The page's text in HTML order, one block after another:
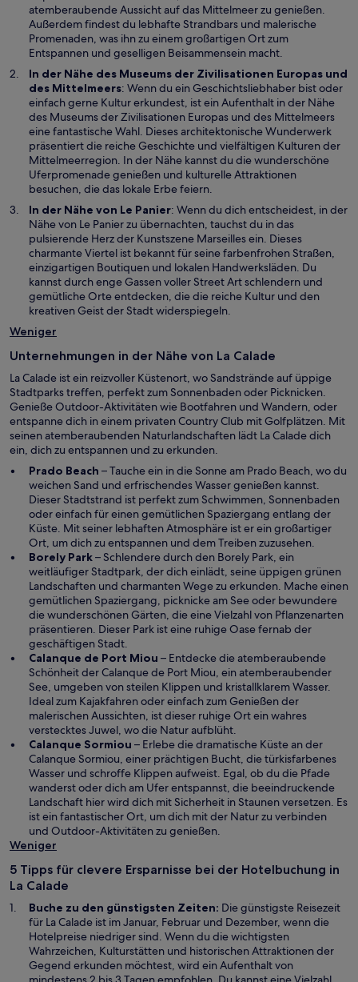
e
t
i
n
e
i
e
m
n
e
u
e
n
F
n
s
t
e
r
g
e
ö
n
t
atemberaubende Aussicht auf das Mittelmeer zu genießen.
Außerdem findest du lebhafte Strandbars und malerische
Promenaden, was ihn zu einem großartigen Ort zum
Entspannen und geselligen Beisammensein macht.
In der Nähe des Museums der Zivilisationen Europas und
des MittelmeersW
i
r
d
i
n
e
i
n
e
m
n
e
u
e
n
F
s
t
e
r
g
e
ö
f
n
e
t
: Wenn du ein Geschichtsliebhaber bist oder
einfach gerne Kultur erkundest, ist ein Aufenthalt in der Nähe
des Museums der Zivilisationen Europas und des Mittelmeers
eine fantastische Wahl. Dieses architektonische Wunderwerk
präsentiert die reiche Geschichte und vielfältigen Kulturen der
Mittelmeerregion. In der Nähe kannst du die wunderschöne
Uferpromenade genießen und kulturelle Attraktionen
besuchen, die das lokale Erbe feiern.
In der Nähe von Le PanierW
i
r
d
i
n
e
i
m
e
u
e
n
F
e
n
s
t
e
r
g
e
ö
f
f
n
e
: Wenn du dich entscheidest, in der
Nähe von Le Panier zu übernachten, tauchst du in das
pulsierende Herz der Kunstszene Marseilles ein. Dieses
charmante Viertel ist bekannt für seine farbenfrohen Straßen,
einzigartigen Boutiquen und lokalen Handwerksläden. Du
kannst durch enge Gassen voller Street Art schlendern und
gemütliche Orte entdecken, die die reiche Kultur und den
kreativen Geist der Stadt widerspiegeln.
Weniger
Unternehmungen in der Nähe von La Calade
La Calade ist ein reizvoller Küstenort, wo Sandstrände auf üppige
Stadtparks treffen, perfekt zum Sonnenbaden oder Picknicken.
Genieße Outdoor-Aktivitäten wie Bootfahren und Wandern, oder
entspanne dich in einem privaten Country Club mit Golfplätzen. Mit
seinen atemberaubenden Naturlandschaften lädt La Calade dich
ein, dich zu entspannen und zu erkunden.
Prado Beach W
r
d
i
n
e
i
n
e
m
n
e
u
e
n
F
e
n
s
t
e
r
g
e
ö
n
– Tauche ein in die Sonne am Prado Beach, wo du
weichen Sand und erfrischendes Wasser genießen kannst.
Dieser Stadtstrand ist perfekt zum Schwimmen, Sonnenbaden
oder einfach für einen gemütlichen Spaziergang entlang der
Küste. Mit seiner lebhaften Atmosphäre ist er ein großartiger
Ort, um dich zu entspannen und dem Treiben zuzusehen.
Borely ParkW
i
r
d
i
n
e
i
n
e
m
n
e
u
e
n
F
e
n
s
r
ö
f
n
e
– Schlendere durch den Borely Park, ein
weitläufiger Stadtpark, der dich einlädt, seine üppigen grünen
Landschaften und charmanten Wege zu erkunden. Mache einen
gemütlichen Spaziergang, picknicke am See oder bewundere
die wunderschönen Gärten, die eine Vielzahl von Pflanzenarten
präsentieren. Dieser Park ist eine ruhige Oase fernab der
geschäftigen Stadt.
Calanque de Port Miou W
i
r
d
i
n
e
i
n
e
m
n
e
n
e
n
s
– Entdecke die atemberaubende
Schönheit der Calanque de Port Miou, ein atemberaubender
See, umgeben von steilen Klippen und kristallklarem Wasser.
Ideal zum Kajakfahren oder einfach zum Genießen der
malerischen Aussichten, ist dieser ruhige Ort ein wahres
verstecktes Juwel, wo die Natur aufblüht.
Calanque Sormiou W
i
r
d
i
n
e
e
n
e
n
– Erlebe die dramatische Küste an der
Calanque Sormiou, einer prächtigen Bucht, die türkisfarbenes
Wasser und schroffe Klippen aufweist. Egal, ob du die Pfade
wanderst oder dich am Ufer entspannst, die beeindruckende
Landschaft hier wird dich mit Sicherheit in Staunen versetzen. Es
ist ein fantastischer Ort, um dich mit der Natur zu verbinden
und Outdoor-Aktivitäten zu genießen.
Weniger
5 Tipps für clevere Ersparnisse bei der Hotelbuchung in
La Calade
Buche zu den günstigsten Zeiten: Die günstigste Reisezeit
für La Calade ist im Januar, Februar und Dezember, wenn die
Hotelpreise niedriger sind. Wenn du die wichtigsten
Wahrzeichen, Kulturstätten und historischen Attraktionen der
Gegend erkunden möchtest, wird ein Aufenthalt von